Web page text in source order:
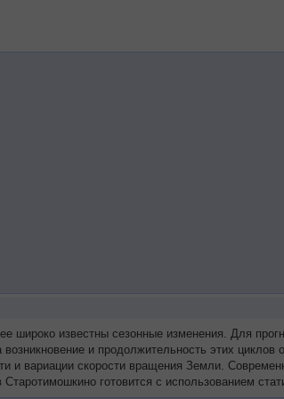
известны сезонные изменения. Для
и продолжительность этих
и вариации скорости вращения Земли.
готовится с использованием